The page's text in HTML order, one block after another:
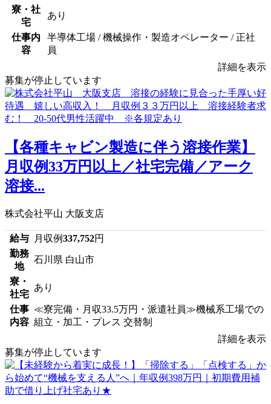
寮・社
宅
あり
仕事内
容
半導体工場 / 機械操作・製造オペレーター / 正社
員
詳細を表示
募集が停止しています
【各種キャビン製造に伴う溶接作業】
月収例33万円以上／社宅完備／アーク
溶接...
株式会社平山 大阪支店
給与 月収例337,752円
勤務
地
石川県 白山市
寮・
社宅
あり
仕事
内容
≪寮完備・月収33.5万円・派遣社員≫機械系工場での
組立・加工・プレス 交替制
詳細を表示
募集が停止しています